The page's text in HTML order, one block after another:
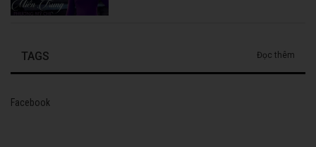
TAGS Đọc thêm
Facebook